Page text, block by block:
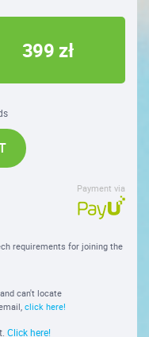
399 zł
Payment via
requirements for joining the
can't locate
click here!
Click here!